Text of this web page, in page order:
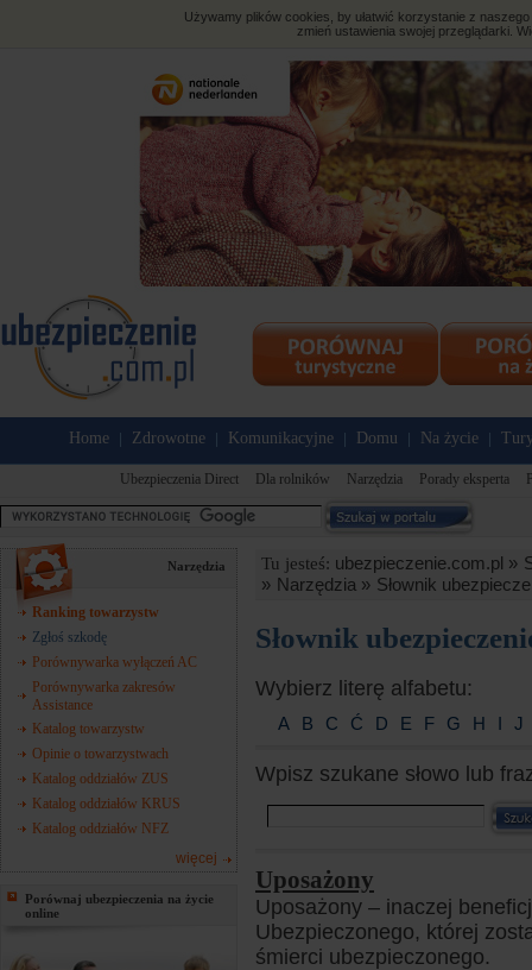
Używamy plików cookies, by ułatwić korzystanie z
zmień ustawienia swojej przeglądarki.
Home Zdrowotne Komunikacyjne Domu Na życie
Ubezpieczenia Direct Dla rolników Narzędzia Porady eksperta
Narzędzia
Ranking towarzystw
Zgłoś szkodę
Porównywarka wyłączeń AC
Porównywarka zakresów
Assistance
Katalog towarzystw
Opinie o towarzystwach
Katalog oddziałów ZUS
Katalog oddziałów KRUS
Katalog oddziałów NFZ
więcej
Porównaj ubezpieczenia na życie
online
Tu jesteś: ubezpieczenie.com.pl »
» Narzędzia » Słownik
Słownik
Wybierz literę alfabetu:
A B C Ć D E F G H I J
Wpisz szukane słowo lub
Uposażony
Uposażony – inaczej
Ubezpieczonego, której
śmierci ubezpieczonego.